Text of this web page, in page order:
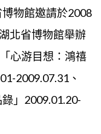
物館邀請於2008
北省博物館舉辦
心游目想：鴻禧
2009.07.31、
」2009.01.20-